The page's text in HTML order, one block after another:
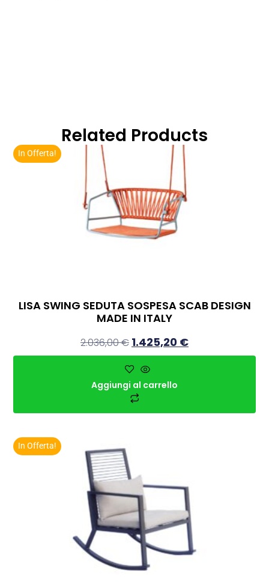
Related Products
In Offerta!
LISA SWING SEDUTA SOSPESA SCAB DESIGN
MADE IN ITALY
2.036,00€ 1.425,20 €
Aggiungi al carrello
In Offerta!